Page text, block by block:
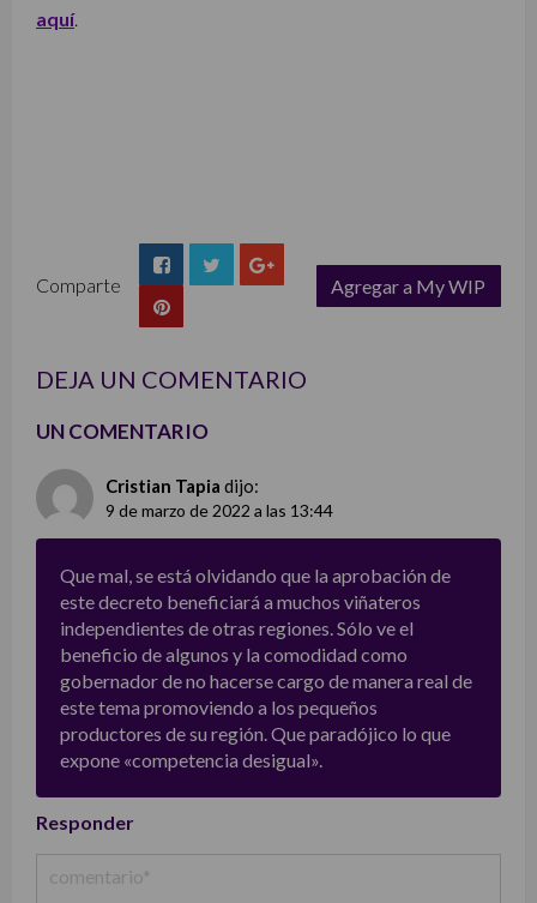
aquí.
Comparte
Agregar a My WIP
DEJA UN COMENTARIO
UN COMENTARIO
Cristian Tapia dijo:
9 de marzo de 2022 a las 13:44
Que mal, se está olvidando que la aprobación de
este decreto beneficiará a muchos viñateros
independientes de otras regiones. Sólo ve el
beneficio de algunos y la comodidad como
gobernador de no hacerse cargo de manera real de
este tema promoviendo a los pequeños
productores de su región. Que paradójico lo que
expone «competencia desigual».
Responder